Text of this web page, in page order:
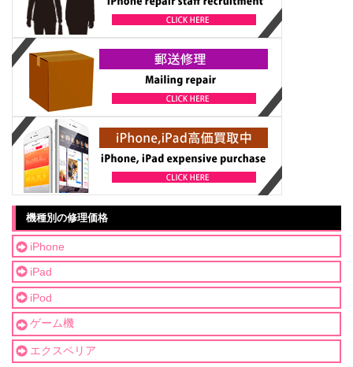
機種別の修理価格
iPhone
iPad
iPod
ゲーム機
エクスペリア